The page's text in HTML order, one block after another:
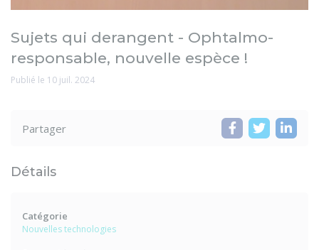
Sujets qui derangent - Ophtalmo-
responsable, nouvelle espèce !
Publié le 10 juil. 2024
Partager
Détails
Catégorie
Nouvelles technologies